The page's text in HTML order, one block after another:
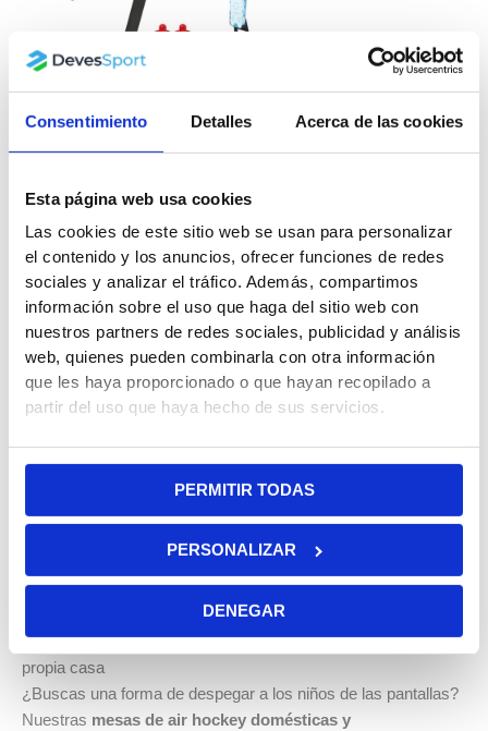
Consentimiento Detalles Acerca de las cookies
Esta página web usa cookies
Las cookies de este sitio web se usan para personalizar
el contenido y los anuncios, ofrecer funciones de redes
sociales y analizar el tráfico. Además, compartimos
información sobre el uso que haga del sitio web con
nuestros partners de redes sociales, publicidad y análisis
web, quienes pueden combinarla con otra información
que les haya proporcionado o que hayan recopilado a
partir del uso que haya hecho de sus servicios.
PERMITIR TODAS
PERSONALIZAR
DENEGAR
Mesa Air Hockey
Plegable Sidney
169.99 149.99€
En
Devessport
sabemos que un air hockey para casa debe
ser, ante todo, robusto. Por eso, nuestros modelos
semiprofesionales
cuentan con ventiladores de alta potencia
para un deslizamiento fluido del disco y estructuras reforzadas
que soportan el uso diario.
Modelos plegables y fijos
una partida rápida y recoger la mesa en segundos. Si buscas
una experiencia más inmersiva, nuestros modelos fijos
de alto nivel. Todos nuestros equipos incluyen discos y
lanzadores para que empieces a jugar nada más recibirlos.
Mesas de Air Hockey: Diversión de salón recreativo en tu
propia casa
¿Buscas una forma de despegar a los niños de las pantallas?
Nuestras mesas de air hockey domésticas y